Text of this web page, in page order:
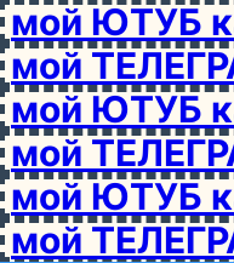
мой ЮТУБ
мой
мой ЮТУБ
мой
мой ЮТУБ
мой